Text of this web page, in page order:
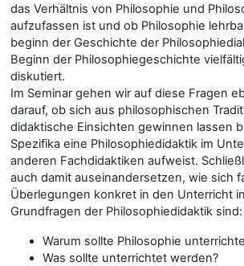
das Verhältnis von Philosophie und
aufzufassen ist und ob Philosophie
beginn der Geschichte der
Beginn der Philosophiegeschichte
diskutiert.
Im Seminar gehen wir auf diese Fragen
darauf, ob sich aus philosophischen
didaktische Einsichten gewinnen lassen
Spezifika eine Philosophiedidaktik im
anderen Fachdidaktiken aufweist.
auch damit auseinandersetzen, wie sich
Überlegungen konkret in den Unterricht
Grundfragen der Philosophiedidaktik sind:
Warum sollte Philosophie
Was sollte unterrichtet werden?